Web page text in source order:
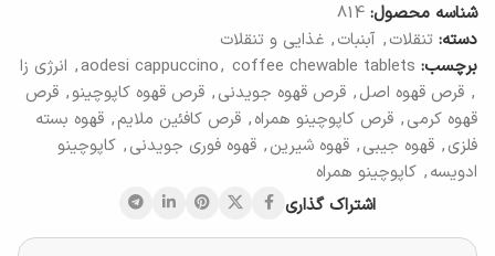
شناسه محصول: 814
دسته: تنقلات, آبنبات, غذایی و تنقلات
برچسب:
aodesi cappuccino, coffee chewable tablets
, انرژی زا
, قرص قهوه اصل, قرص قهوه جویدنی, قرص قهوه کاپوچینو, قرص
قهوه کرمی, قرص کاپوچینو همراه, قرص کافئین ملایم, قهوه بسته
فلزی, قهوه جیبی, قهوه شیرین, قهوه فوری جویدنی, کاپوچینو
ادویسه, کاپوچینو همراه
اشتراک گذاری